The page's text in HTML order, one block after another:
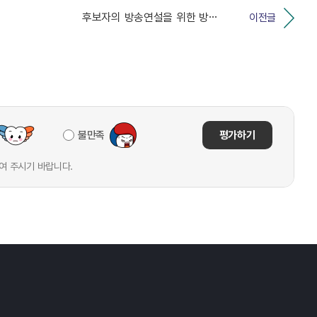
이전글
후보자의 방송연설을 위한 방송시설 등 지정내역 공고
불만족 평가하기
주시기 바랍니다.